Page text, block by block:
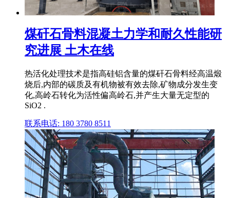
煤矸石骨料混凝土力学和耐久性能研
究进展 土木在线
热活化处理技术是指高硅铝含量的煤矸石骨料经高温煅
烧后,内部的碳质及有机物被有效去除,矿物成分发生变
化,高岭石转化为活性偏高岭石,并产生大量无定型的
SiO2 .
联系电话: 180 3780 8511